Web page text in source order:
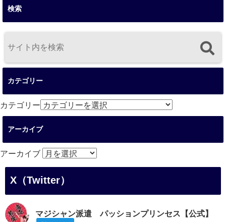
検索
カテゴリー
カテゴリー
アーカイブ
アーカイブ
X（Twitter）
マジシャン派遣 パッションプリンセス【公式】